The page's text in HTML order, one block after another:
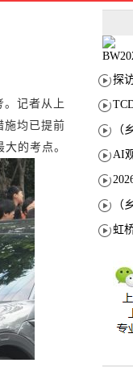
。记者从上
施均已提前
的考点。